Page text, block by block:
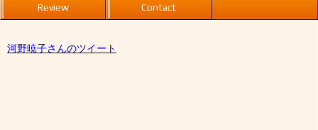
Review Contact
河野暁子さんのツイート